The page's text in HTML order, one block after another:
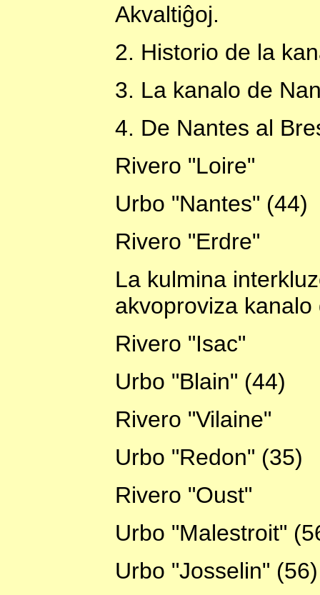
Akvaltiĝoj.
2. Historio de la
3. La kanalo de
4. De Nantes al
Rivero "Loire"
Urbo "Nantes" (44)
Rivero "Erdre"
La kulmina
akvoproviza kanalo
Rivero "Isac"
Urbo "Blain" (44)
Rivero "Vilaine"
Urbo "Redon" (35)
Rivero "Oust"
Urbo "Malestroit"
Urbo "Josselin" (56)